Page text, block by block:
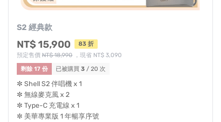
S2 經典款
NT$ 15,900
83 折
預定售價 NT$ 18,990 ，現省 NT$ 3,090
剩餘 17 份
已被購買 3 / 20 次
✼ Shell S2 伴唱機 x 1
✼ 無線麥克風 x 2
✼ Type-C 充電線 x 1
✼ 美華專業版 1 年暢享序號